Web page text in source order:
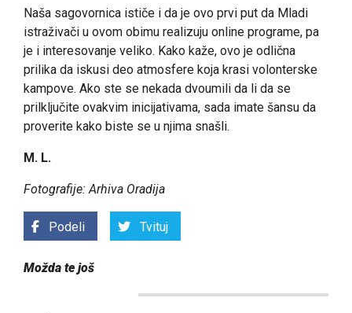
Naša sagovornica ističe i da je ovo prvi put da Mladi
istraživači u ovom obimu realizuju online programe, pa
je i interesovanje veliko. Kako kaže, ovo je odlična
prilika da iskusi deo atmosfere koja krasi volonterske
kampove. Ako ste se nekada dvoumili da li da se
prilključite ovakvim inicijativama, sada imate šansu da
proverite kako biste se u njima snašli.
M. L.
Fotografije: Arhiva Oradija
Podeli Tvituj
Možda te još